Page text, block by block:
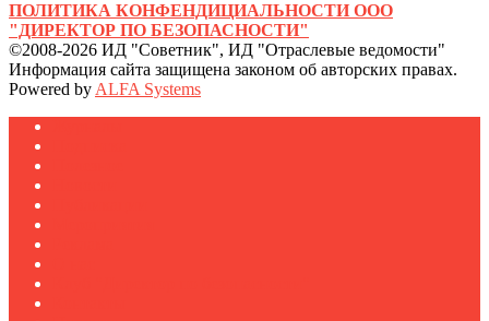
ПОЛИТИКА КОНФЕНДИЦИАЛЬНОСТИ ООО
"ДИРЕКТОР ПО БЕЗОПАСНОСТИ"
©2008-2026 ИД "Советник", ИД "Отраслевые ведомости"
Информация сайта защищена законом об авторских правах.
Powered by ALFA Systems